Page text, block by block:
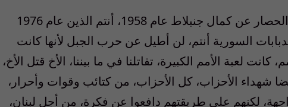
أضاف: “أتذكرون أنتم، أنتم الذين فككتم الحصار عن كمال جنبلاط عام 1958، أنتم الذين عام 1976
السورية أنتم، لن أطيل عن حرب الجبل لأنها كانت
لعبة الأمم الكبيرة، تقاتلنا في ما بيننا، الأخ قتل الأخ،
شهداء الأحزاب، كل الأحزاب، من كتائب وقوات وأحرار،
لكنهم على طريقتهم دافعوا عن فكرة، من أجل لبنان،